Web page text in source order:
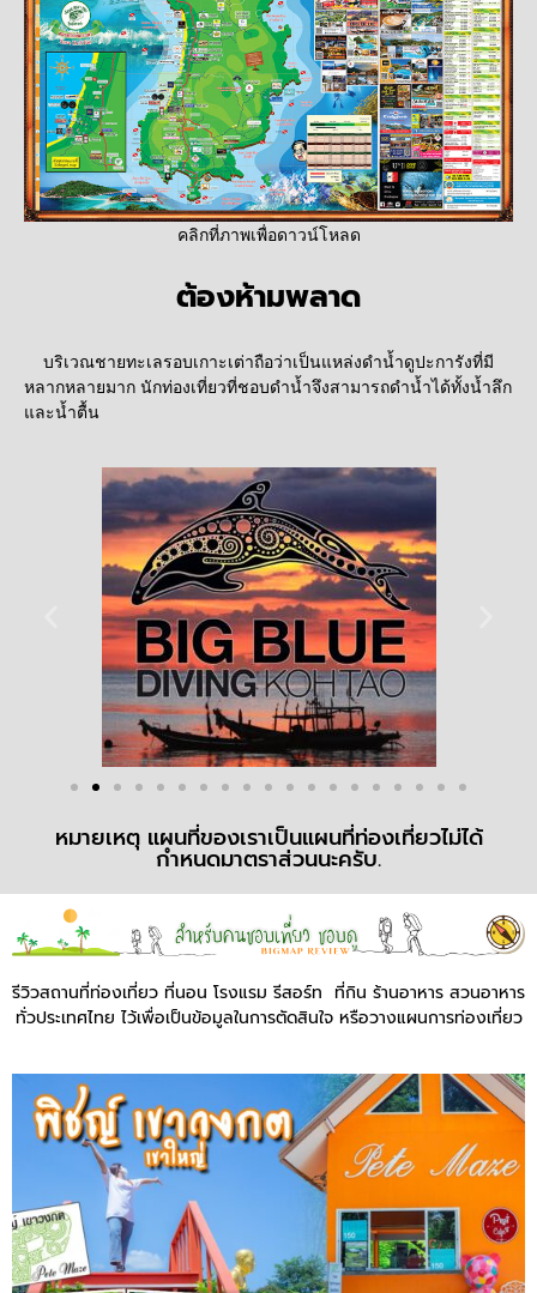
คลิกที่ภาพเพื่อดาวน์โหลด
ต้องห้ามพลาด
บริเวณชายทะเลรอบเกาะเต่าถือว่าเป็นแหล่งดำน้ำดูปะการังที่มี
หลากหลายมาก นักท่องเที่ยวที่ชอบดำน้ำจึงสามารถดำน้ำได้ทั้งน้ำลึก
และน้ำตื้น
หมายเหตุ แผนที่ของเราเป็นแผนที่ท่องเที่ยวไม่ได้
กำหนดมาตราส่วนนะครับ.
รีวิวสถานที่ท่องเที่ยว ที่นอน โรงแรม รีสอร์ท ที่กิน ร้านอาหาร สวนอาหาร
ทั่วประเทศไทย ไว้เพื่อเป็นข้อมูลในการตัดสินใจ หรือวางแผนการท่องเที่ยว